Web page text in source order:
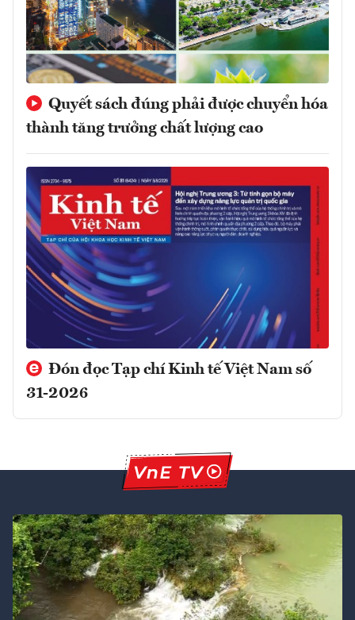
Quyết sách đúng phải được chuyển hóa
thành tăng trưởng chất lượng cao
Đón đọc Tạp chí Kinh tế Việt Nam số
31-2026